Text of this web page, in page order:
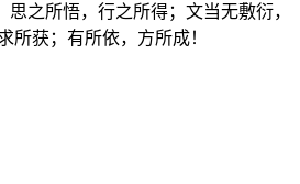
之所悟，行之所得；文当无敷衍，
所获；有所依，方所成！